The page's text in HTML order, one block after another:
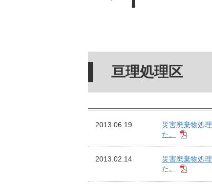
亘理処理区
2013.06.19
災害廃棄物処
た。
2013.02.14
災害廃棄物処
た。